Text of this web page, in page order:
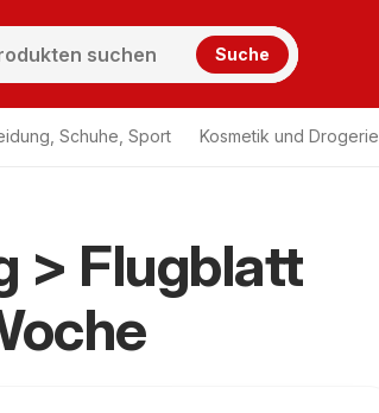
Suche
Schuhe, Sport Kosmetik und Drogerie
> Flugblatt